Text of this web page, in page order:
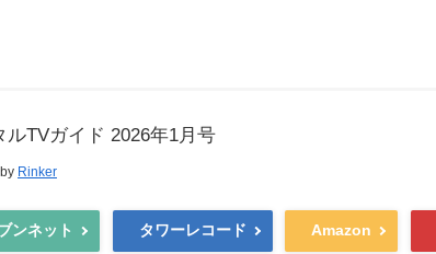
ルTVガイド 2026年1月号
Rinker
ンネット タワーレコード Amazon